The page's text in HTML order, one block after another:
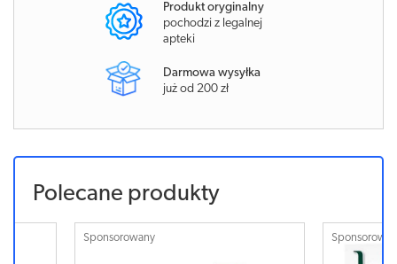
Produkt oryginalny
pochodzi z legalnej
apteki
Darmowa wysyłka
już od 200 zł
Polecane produkty
Sponsorowany